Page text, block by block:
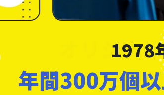
オリジナ
1978
年間300万個
さまざまな業
販促から販